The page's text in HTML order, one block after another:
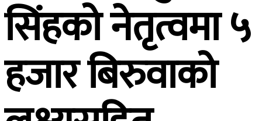
सिंहको नेतृत्वमा ५
हजार बिरुवाको